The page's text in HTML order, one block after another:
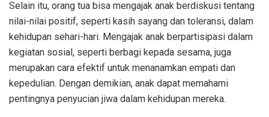
Selain itu, orang tua bisa mengajak anak berdiskusi tentang
nilai-nilai positif, seperti kasih sayang dan toleransi, dalam
kehidupan sehari-hari. Mengajak anak berpartisipasi dalam
kegiatan sosial, seperti berbagi kepada sesama, juga
merupakan cara efektif untuk menanamkan empati dan
kepedulian. Dengan demikian, anak dapat memahami
pentingnya penyucian jiwa dalam kehidupan mereka.